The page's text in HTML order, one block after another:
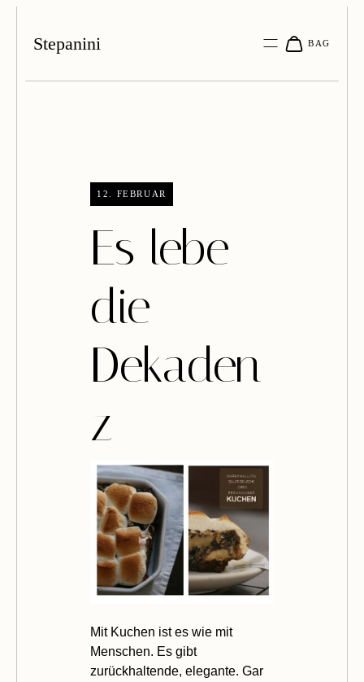
Stepanini
12. FEBRUAR
Es lebe
die
Dekaden
z
Mit Kuchen ist es wie mit
Menschen. Es gibt
zurückhaltende, elegante. Gar